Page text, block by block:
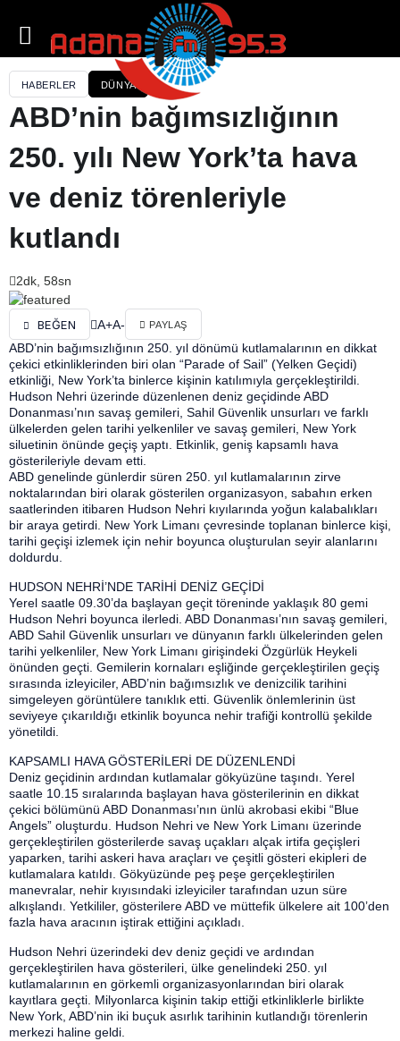
HABERLER DÜNYA
ABD’nin bağımsızlığının
250. yılı New York’ta hava
ve deniz törenleriyle
kutlandı
2dk, 58sn
BEĞEN A+A- PAYLAŞ
ABD’nin bağımsızlığının 250. yıl dönümü kutlamalarının en dikkat
çekici etkinliklerinden biri olan “Parade of Sail” (Yelken Geçidi)
etkinliği, New York’ta binlerce kişinin katılımıyla gerçekleştirildi.
Hudson Nehri üzerinde düzenlenen deniz geçidinde ABD
Donanması’nın savaş gemileri, Sahil Güvenlik unsurları ve farklı
ülkelerden gelen tarihi yelkenliler ve savaş gemileri, New York
siluetinin önünde geçiş yaptı. Etkinlik, geniş kapsamlı hava
gösterileriyle devam etti.
ABD genelinde günlerdir süren 250. yıl kutlamalarının zirve
noktalarından biri olarak gösterilen organizasyon, sabahın erken
saatlerinden itibaren Hudson Nehri kıyılarında yoğun kalabalıkları
bir araya getirdi. New York Limanı çevresinde toplanan binlerce kişi,
tarihi geçişi izlemek için nehir boyunca oluşturulan seyir alanlarını
doldurdu.
HUDSON NEHRİ’NDE TARİHİ DENİZ GEÇİDİ
Yerel saatle 09.30’da başlayan geçit töreninde yaklaşık 80 gemi
Hudson Nehri boyunca ilerledi. ABD Donanması’nın savaş gemileri,
ABD Sahil Güvenlik unsurları ve dünyanın farklı ülkelerinden gelen
tarihi yelkenliler, New York Limanı girişindeki Özgürlük Heykeli
önünden geçti. Gemilerin kornaları eşliğinde gerçekleştirilen geçiş
sırasında izleyiciler, ABD’nin bağımsızlık ve denizcilik tarihini
simgeleyen görüntülere tanıklık etti. Güvenlik önlemlerinin üst
seviyeye çıkarıldığı etkinlik boyunca nehir trafiği kontrollü şekilde
yönetildi.
KAPSAMLI HAVA GÖSTERİLERİ DE DÜZENLENDİ
Deniz geçidinin ardından kutlamalar gökyüzüne taşındı. Yerel
saatle 10.15 sıralarında başlayan hava gösterilerinin en dikkat
çekici bölümünü ABD Donanması’nın ünlü akrobasi ekibi “Blue
Angels” oluşturdu. Hudson Nehri ve New York Limanı üzerinde
gerçekleştirilen gösterilerde savaş uçakları alçak irtifa geçişleri
yaparken, tarihi askeri hava araçları ve çeşitli gösteri ekipleri de
kutlamalara katıldı. Gökyüzünde peş peşe gerçekleştirilen
manevralar, nehir kıyısındaki izleyiciler tarafından uzun süre
alkışlandı. Yetkililer, gösterilere ABD ve müttefik ülkelere ait 100’den
fazla hava aracının iştirak ettiğini açıkladı.
Hudson Nehri üzerindeki dev deniz geçidi ve ardından
gerçekleştirilen hava gösterileri, ülke genelindeki 250. yıl
kutlamalarının en görkemli organizasyonlarından biri olarak
kayıtlara geçti. Milyonlarca kişinin takip ettiği etkinliklerle birlikte
New York, ABD’nin iki buçuk asırlık tarihinin kutlandığı törenlerin
merkezi haline geldi.